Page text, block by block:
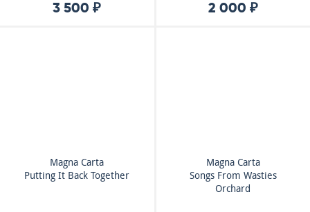
3 500 ₽ 2 000 ₽
Magna Carta
Putting It Back Together
Magna Carta
Songs From Wasties
Orchard